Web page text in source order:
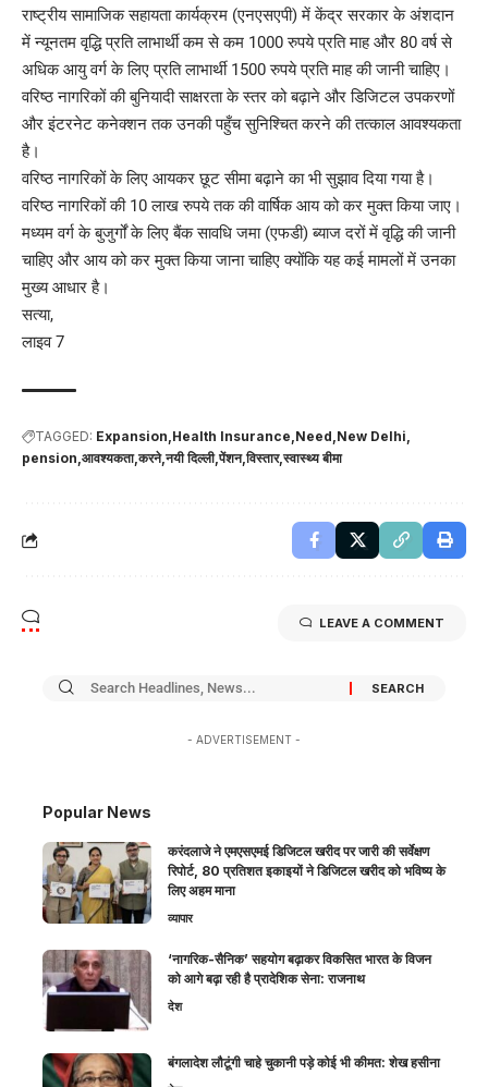
राष्ट्रीय सामाजिक सहायता कार्यक्रम (एनएसएपी) में केंद्र सरकार के अंशदान
में न्यूनतम वृद्धि प्रति लाभार्थी कम से कम 1000 रुपये प्रति माह और 80 वर्ष से
अधिक आयु वर्ग के लिए प्रति लाभार्थी 1500 रुपये प्रति माह की जानी चाहिए।
वरिष्ठ नागरिकों की बुनियादी साक्षरता के स्तर को बढ़ाने और डिजिटल उपकरणों
और इंटरनेट कनेक्शन तक उनकी पहुँच सुनिश्चित करने की तत्काल आवश्यकता
है।
वरिष्ठ नागरिकों के लिए आयकर छूट सीमा बढ़ाने का भी सुझाव दिया गया है।
वरिष्ठ नागरिकों की 10 लाख रुपये तक की वार्षिक आय को कर मुक्त किया जाए।
मध्यम वर्ग के बुजुर्गों के लिए बैंक सावधि जमा (एफडी) ब्याज दरों में वृद्धि की जानी
चाहिए और आय को कर मुक्त किया जाना चाहिए क्योंकि यह कई मामलों में उनका
मुख्य आधार है।
सत्या,
लाइव 7
TAGGED: Expansion Health Insurance Need New Delhi
pension आवश्यकता करने नयी दिल्ली पेंशन विस्तार स्वास्थ्य बीमा
LEAVE A COMMENT
- ADVERTISEMENT -
Popular News
करंदलाजे ने एमएसएमई डिजिटल खरीद पर जारी की सर्वेक्षण
रिपोर्ट, 80 प्रतिशत इकाइयों ने डिजिटल खरीद को भविष्य के
लिए अहम माना
व्यापार
‘नागरिक-सैनिक’ सहयोग बढ़ाकर विकसित भारत के विजन
को आगे बढ़ा रही है प्रादेशिक सेना: राजनाथ
देश
बंगलादेश लौटूंगी चाहे चुकानी पड़े कोई भी कीमत: शेख हसीना